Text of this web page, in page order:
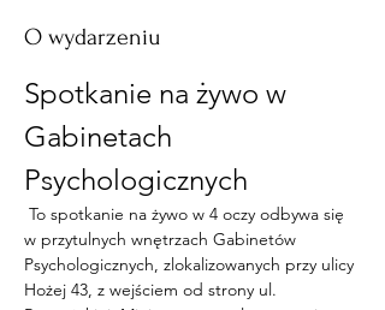
O wydarzeniu
Spotkanie na żywo w
Gabinetach
Psychologicznych
w przytulnych wnętrzach Gabinetów
Psychologicznych, zlokalizowanych przy ulicy
Hożej 43, z wejściem od strony ul.